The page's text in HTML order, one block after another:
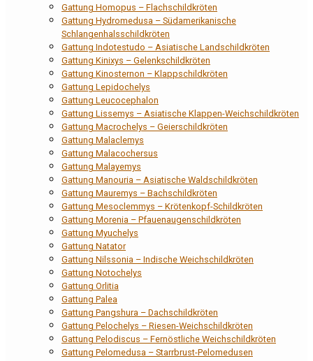
Gattung Homopus – Flachschildkröten
Gattung Hydromedusa – Südamerikanische
Schlangenhalsschildkröten
Gattung Indotestudo – Asiatische Landschildkröten
Gattung Kinixys – Gelenkschildkröten
Gattung Kinosternon – Klappschildkröten
Gattung Lepidochelys
Gattung Leucocephalon
Gattung Lissemys – Asiatische Klappen-Weichschildkröten
Gattung Macrochelys – Geierschildkröten
Gattung Malaclemys
Gattung Malacochersus
Gattung Malayemys
Gattung Manouria – Asiatische Waldschildkröten
Gattung Mauremys – Bachschildkröten
Gattung Mesoclemmys – Krötenkopf-Schildkröten
Gattung Morenia – Pfauenaugenschildkröten
Gattung Myuchelys
Gattung Natator
Gattung Nilssonia – Indische Weichschildkröten
Gattung Notochelys
Gattung Orlitia
Gattung Palea
Gattung Pangshura – Dachschildkröten
Gattung Pelochelys – Riesen-Weichschildkröten
Gattung Pelodiscus – Fernöstliche Weichschildkröten
Gattung Pelomedusa – Starrbrust-Pelomedusen